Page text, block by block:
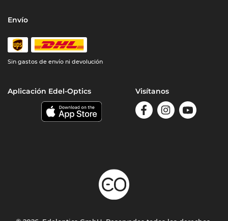
Envío
Sin gastos de envío ni devolución
Aplicación Edel-Optics Visítanos